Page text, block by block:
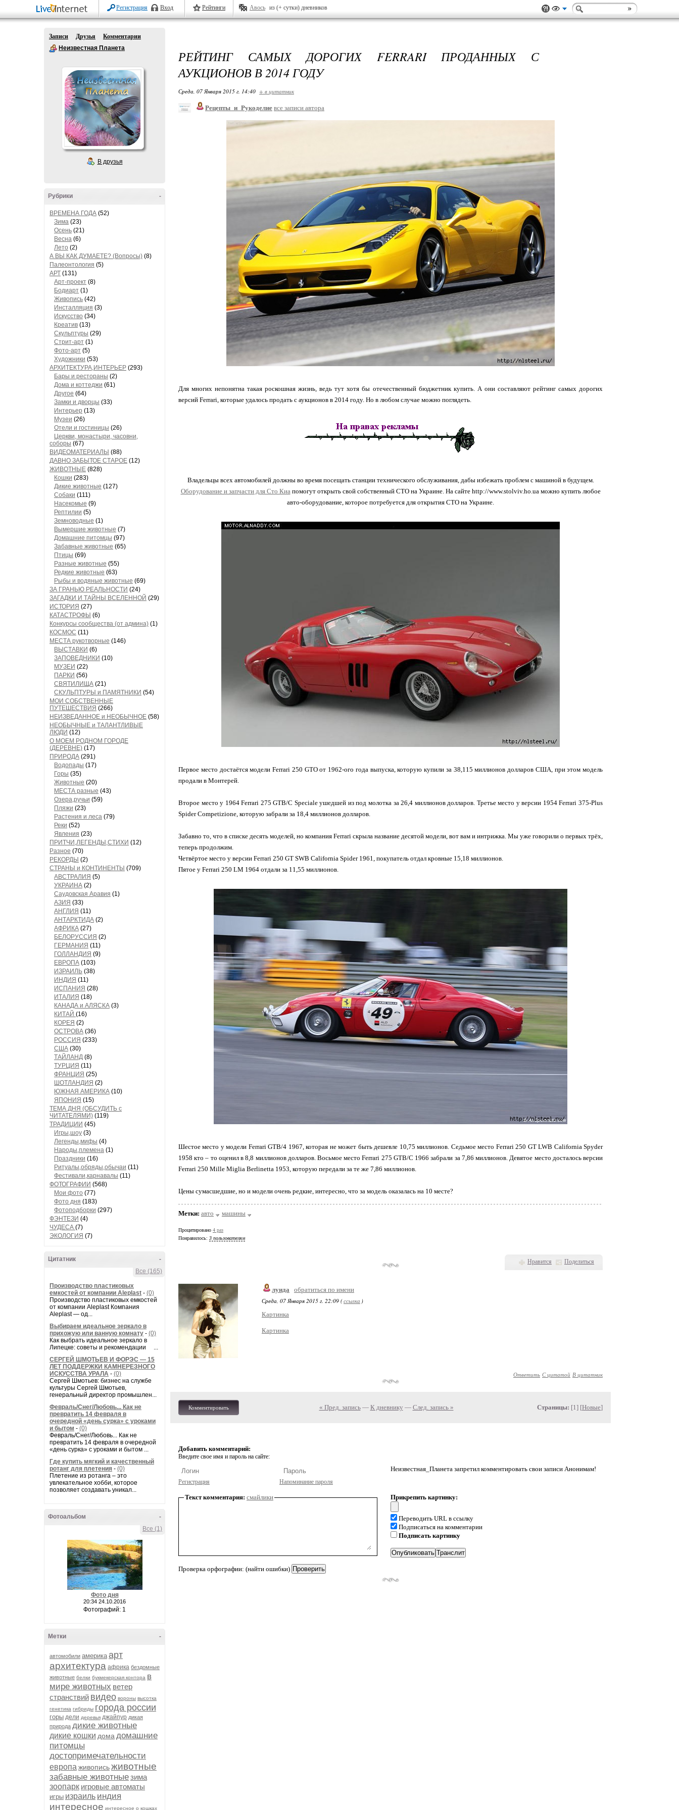
Регистрация Вход Рейтинги Авось из (+ сутки) дневников
Записи Друзья
Комментарии
Неизвестная Планета
В друзья
-
Рубрики
ВРЕМЕНА ГОДА (52)
Зима (23)
Осень (21)
Весна (6)
Лето (2)
А ВЫ КАК ДУМАЕТЕ? (Вопросы) (8)
Палеонтология (5)
АРТ (131)
Арт-проект (8)
Бодиарт (1)
Живопись (42)
Инсталляция (3)
Искусство (34)
Креатив (13)
Скульптуры (29)
Стрит-арт (1)
Фото-арт (5)
Художники (53)
АРХИТЕКТУРА,ИНТЕРЬЕР (293)
Бары и рестораны (2)
Дома и коттеджи (61)
Другое (64)
Замки и дворцы (33)
Интерьер (13)
Музеи (26)
Отели и гостиницы (26)
Церкви, монастыри, часовни,
соборы (67)
ВИДЕОМАТЕРИАЛЫ (88)
ДАВНО ЗАБЫТОЕ СТАРОЕ (12)
ЖИВОТНЫЕ (828)
Кошки (283)
Дикие животные (127)
Собаки (111)
Насекомые (9)
Рептилии (5)
Земноводные (1)
Вымершие животные (7)
Домашние питомцы (97)
Забавные животные (65)
Птицы (69)
Разные животные (55)
Редкие животные (63)
Рыбы и водяные животные (69)
ЗА ГРАНЬЮ РЕАЛЬНОСТИ (24)
ЗАГАДКИ И ТАЙНЫ ВСЕЛЕННОЙ (29)
ИСТОРИЯ (27)
КАТАСТРОФЫ (6)
Конкурсы сообщества (от админа) (1)
КОСМОС (11)
МЕСТА рукотворные (146)
ВЫСТАВКИ (6)
ЗАПОВЕДНИКИ (10)
МУЗЕИ (22)
ПАРКИ (56)
СВЯТИЛИЩА (21)
СКУЛЬПТУРЫ и ПАМЯТНИКИ (54)
МОИ СОБСТВЕННЫЕ
ПУТЕШЕСТВИЯ (266)
НЕИЗВЕДАННОЕ и НЕОБЫЧНОЕ (58)
НЕОБЫЧНЫЕ и ТАЛАНТЛИВЫЕ
ЛЮДИ (12)
О МОЕМ РОДНОМ ГОРОДЕ
(ДЕРЕВНЕ) (17)
ПРИРОДА (291)
Водопады (17)
Горы (35)
Животные (20)
МЕСТА разные (43)
Озера,ручьи (59)
Пляжи (23)
Растения и леса (79)
Реки (52)
Явления (23)
ПРИТЧИ,ЛЕГЕНДЫ,СТИХИ (12)
Разное (70)
РЕКОРДЫ (2)
СТРАНЫ и КОНТИНЕНТЫ (709)
АВСТРАЛИЯ (5)
УКРАИНА (2)
Саудовская Аравия (1)
АЗИЯ (33)
АНГЛИЯ (11)
АНТАРКТИДА (2)
АФРИКА (27)
БЕЛОРУССИЯ (2)
ГЕРМАНИЯ (11)
ГОЛЛАНДИЯ (9)
ЕВРОПА (103)
ИЗРАИЛЬ (38)
ИНДИЯ (11)
ИСПАНИЯ (28)
ИТАЛИЯ (18)
КАНАДА и АЛЯСКА (3)
КИТАЙ (16)
КОРЕЯ (2)
ОСТРОВА (36)
РОССИЯ (233)
США (30)
ТАЙЛАНД (8)
ТУРЦИЯ (11)
ФРАНЦИЯ (25)
ШОТЛАНДИЯ (2)
ЮЖНАЯ АМЕРИКА (10)
ЯПОНИЯ (15)
ТЕМА ДНЯ (ОБСУДИТЬ с
ЧИТАТЕЛЯМИ) (119)
ТРАДИЦИИ (45)
Игры,шоу (3)
Легенды,мифы (4)
Народы,племена (1)
Праздники (16)
Ритуалы,обряды,обычаи (11)
Фестивали,карнавалы (11)
ФОТОГРАФИИ (568)
Мои фото (77)
Фото дня (183)
Фотоподборки (297)
ФЭНТЕЗИ (4)
ЧУДЕСА (7)
ЭКОЛОГИЯ (7)
-
Цитатник
Все (165)
Производство пластиковых
емкостей от компании Aleplast - (0)
Производство пластиковых емкостей
от компании Aleplast Компания
Aleplast — од...
Выбираем идеальное зеркало в
прихожую или ванную комнату - (0)
Как выбрать идеальное зеркало в
Липецке: советы и рекомендации ...
СЕРГЕЙ ШМОТЬЕВ И ФОРЭС — 15
ЛЕТ ПОДДЕРЖКИ КАМНЕРЕЗНОГО
ИСКУССТВА УРАЛА - (0)
Сергей Шмотьев: бизнес на службе
культуры Сергей Шмотьев,
генеральный директор промышлен...
Февраль/Снег/Любовь... Как не
превратить 14 февраля в
очередной «день сурка» с уроками
и бытом - (0)
Февраль/Снег/Любовь... Как не
превратить 14 февраля в очередной
«день сурка» с уроками и бытом ...
Где купить мягкий и качественный
ротанг для плетения - (0)
Плетение из ротанга – это
увлекательное хобби, которое
позволяет создавать уникал...
-
Фотоальбом
Все (1)
Фото дня
20:34 24.10.2016
Фотографий: 1
-
Метки
автомобили америка арт
архитектура африка бездомные
животные белки букмекерская контора в
мире животных ветер
странствий видео вороны высотка
генетика гибриды города россии
горы дели деревья джайпур дикая
природа дикие животные
дикие кошки дома домашние
питомцы
достопримечательности
европа живописьживотные
забавные животныезима
зоопарк игровые автоматы
игры израиль индия
интересное интересное о кошках
РЕЙТИНГ САМЫХ ДОРОГИХ FERRARI ПРОДАННЫХ С
АУКЦИОНОВ В 2014 ГОДУ
Среда, 07 Января 2015 г. 14:40 + в цитатник
Рецепты_и_Рукоделие все записи автора
Для многих непонятна такая роскошная жизнь, ведь тут хотя бы отечественный бюджетник купить. А они составляют рейтинг самых дорогих
версий Ferrari, которые удалось продать с аукционов в 2014 году. Но в любом случае можно поглядеть.
Владельцы всех автомобилей должны во время посещать станции технического обслуживания, дабы избежать проблем с машиной в будущем.
Оборудование и запчасти для Сто Киапомогут открыть свой собственный СТО на Украине. На сайте http://www.stolviv.ho.ua можно купить любое
авто-оборудование, которое потребуется для открытия СТО на Украине.
Первое место достаётся модели Ferrari 250 GTO от 1962-ого года выпуска, которую купили за 38,115 миллионов долларов США, при этом модель
продали в Монтерей.
Второе место у 1964 Ferrari 275 GTB/C Speciale ушедшей из под молотка за 26,4 миллионов долларов. Третье место у версии 1954 Ferrari 375-Plus
Spider Competizione, которую забрали за 18,4 миллионов долларов.
Забавно то, что в списке десять моделей, но компания Ferrari скрыла название десятой модели, вот вам и интрижка. Мы уже говорили о первых трёх,
теперь продолжим.
Четвёртое место у версии Ferrari 250 GT SWB California Spider 1961, покупатель отдал кровные 15,18 миллионов.
Пятое у Ferrari 250 LM 1964 отдали за 11,55 миллионов.
Шестое место у модели Ferrari GTB/4 1967, которая не может быть дешевле 10,75 миллионов. Седьмое место Ferrari 250 GT LWB California Spyder
1958 кто – то оценил в 8,8 миллионов долларов. Восьмое место Ferrari 275 GTB/C 1966 забрали за 7,86 миллионов. Девятое место досталось версии
Ferrari 250 Mille Miglia Berlinetta 1953, которую передали за те же 7,86 миллионов.
Цены сумасшедшие, но и модели очень редкие, интересно, что за модель оказалась на 10 месте?
Метки: авто машины
Процитировано 4 раз
Понравилось: 3 пользователям
Нравится Поделиться
луида
обратиться по имени
Среда, 07 Января 2015 г. 22:09 (ссылка )
Картинка
Картинка
Ответить С цитатой В цитатник
Комментировать « Пред. запись— К дневнику — След. запись » Страницы: [1] [Новые]
Добавить комментарий:
Введите свое имя и пароль на сайте:
Регистрация Напоминание пароля
Неизвестная_Планета запретил комментировать свои записи Анонимам!
Текст комментария: смайлики
Проверка орфографии: (найти ошибки)
Прикрепить картинку:
Переводить URL в ссылку
Подписаться на комментарии
Подписать картинку